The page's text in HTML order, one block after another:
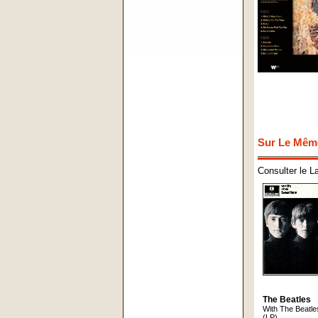
Sur Le
Consulter le
The Beatles
With The